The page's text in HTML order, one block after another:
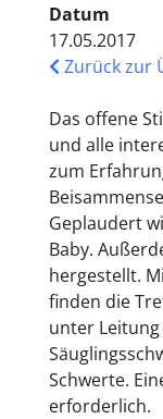
Datum
17.05.2017
Zurück zur
Das offene
und alle
zum
Geplaudert
Baby.
hergestellt.
finden die
unter
Schwerte.
erforderlich.